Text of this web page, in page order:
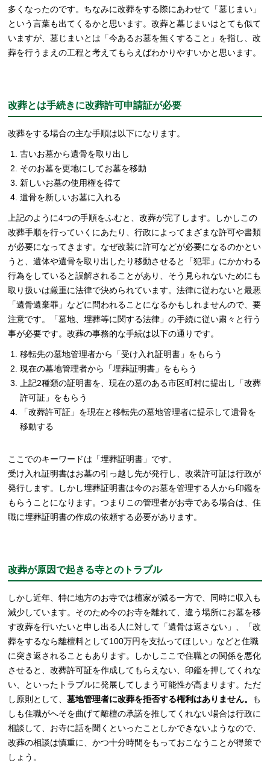
多くなったのです。ちなみに改葬をする際にあわせて「墓じまい」
という言葉も出てくるかと思います。改葬と墓じまいはとても似て
いますが、墓じまいとは「今あるお墓を無くすること」を指し、改
葬を行うまえの工程と考えてもらえばわかりやすいかと思います。
改葬とは手続きに改葬許可申請証が必要
改葬をする場合の主な手順は以下になります。
古いお墓から遺骨を取り出し
そのお墓を更地にしてお墓を移動
新しいお墓の使用権を得て
遺骨を新しいお墓に入れる
上記のように4つの手順をふむと、改葬が完了します。しかしこの
改葬手順を行っていくにあたり、行政によってまざまな許可や書類
が必要になってきます。なぜ改装に許可などが必要になるのかとい
うと、遺体や遺骨を取り出したり移動させると「犯罪」にかかわる
行為をしていると誤解されることがあり、そう見られないためにも
取り扱いは厳重に法律で決められています。法律に従わないと最悪
「遺骨遺棄罪」などに問われることになるかもしれませんので、要
注意です。「墓地、埋葬等に関する法律」の手続に従い粛々と行う
事が必要です。改葬の事務的な手続は以下の通りです。
移転先の墓地管理者から「受け入れ証明書」をもらう
現在の墓地管理者から「埋葬証明書」をもらう
上記2種類の証明書を、現在の墓のある市区町村に提出し「改葬
許可証」をもらう
「改葬許可証」を現在と移転先の墓地管理者に提示して遺骨を
移動する
ここでのキーワードは「埋葬証明書」です。
受け入れ証明書はお墓の引っ越し先が発行し、改装許可証は行政が
発行します。しかし埋葬証明書は今のお墓を管理する人から印鑑を
もらうことになります。つまりこの管理者がお寺である場合は、住
職に埋葬証明書の作成の依頼する必要があります。
改葬が原因で起きる寺とのトラブル
しかし近年、特に地方のお寺では檀家が減る一方で、同時に収入も
減少しています。そのため今のお寺を離れて、違う場所にお墓を移
す改葬を行いたいと申し出る人に対して「遺骨は返さない」、「改
葬をするなら離檀料として100万円を支払ってほしい」などと住職
に突き返されることもあります。しかしここで住職との関係を悪化
させると、改葬許可証を作成してもらえない、印鑑を押してくれな
い、といったトラブルに発展してしまう可能性が高まります。ただ
し原則として、墓地管理者に改葬を拒否する権利はありません。 も
しも住職がへそを曲げて離檀の承諾を推してくれない場合は行政に
相談して、お寺に話を聞くといったことしかできないようなので、
改葬の相談は慎重に、かつ十分時間をもっておこなうことが得策で
しょう。